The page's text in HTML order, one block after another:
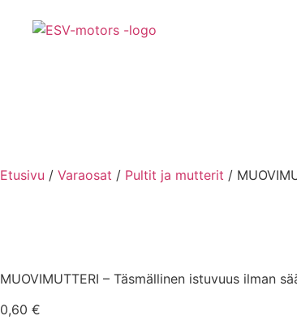
Etusivu / Varaosat / Pultit ja mutterit /
MUOVIMUTTERI – Täsmällinen istuvuus ilman
0,60 €